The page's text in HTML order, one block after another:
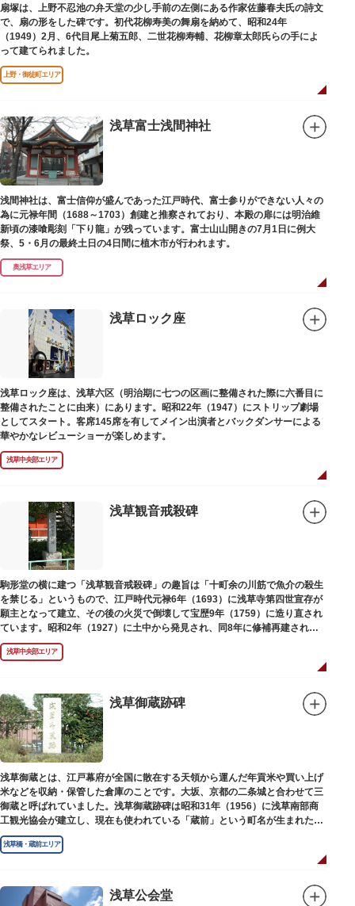
扇塚は、上野不忍池の弁天堂の少し手前の左側にある作家佐藤春夫氏の詩文
で、扇の形をした碑です。初代花柳寿美の舞扇を納めて、昭和24年
（1949）2月、6代目尾上菊五郎、二世花柳寿輔、花柳章太郎氏らの手によ
って建てられました。
上野・御徒町エリア
浅草富士浅間神社
浅間神社は、富士信仰が盛んであった江戸時代、富士参りができない人々の
為に元禄年間（1688～1703）創建と推察されており、本殿の扉には明治維
新頃の漆喰彫刻「下り龍」が残っています。富士山山開きの7月1日に例大
祭、5・6月の最終土日の4日間に植木市が行われます。
奥浅草エリア
浅草ロック座
浅草ロック座は、浅草六区（明治期に七つの区画に整備された際に六番目に
整備されたことに由来）にあります。昭和22年（1947）にストリップ劇場
としてスタート。客席145席を有してメイン出演者とバックダンサーによる
華やかなレビューショーが楽しめます。
浅草中央部エリア
浅草観音戒殺碑
駒形堂の横に建つ「浅草観音戒殺碑」の趣旨は「十町余の川筋で魚介の殺生
を禁じる」というもので、江戸時代元禄6年（1693）に浅草寺第四世宣存が
願主となって建立、その後の火災で倒壊して宝歴9年（1759）に造り直され
ています。昭和2年（1927）に土中から発見され、同8年に修補再建された
碑がどちらのものであるかは不明です。
浅草中央部エリア
浅草御蔵跡碑
浅草御蔵とは、江戸幕府が全国に散在する天領から運んだ年貢米や買い上げ
米などを収納・保管した倉庫のことです。大坂、京都の二条城と合わせて三
御蔵と呼ばれていました。浅草御蔵跡碑は昭和31年（1956）に浅草南部商
工観光協会が建立し、現在も使われている「蔵前」という町名が生まれたの
は昭和9年（1934）のことです。
浅草橋・蔵前エリア
浅草公会堂